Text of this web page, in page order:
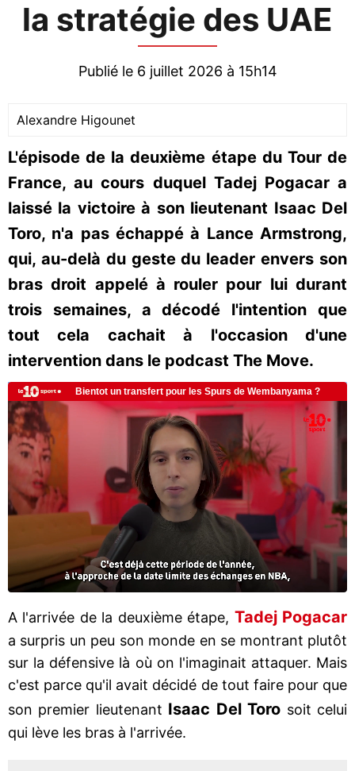
la stratégie des UAE
Publié le 6 juillet 2026 à 15h14
Alexandre Higounet
L'épisode de la deuxième étape du Tour de
France, au cours duquel Tadej Pogacar a
laissé la victoire à son lieutenant Isaac Del
Toro, n'a pas échappé à Lance Armstrong,
qui, au-delà du geste du leader envers son
bras droit appelé à rouler pour lui durant
trois semaines, a décodé l'intention que
tout cela cachait à l'occasion d'une
intervention dans le podcast The Move.
A l'arrivée de la deuxième étape, Tadej Pogacar
a surpris un peu son monde en se montrant plutôt
sur la défensive là où on l'imaginait attaquer. Mais
c'est parce qu'il avait décidé de tout faire pour que
son premier lieutenant Isaac Del Toro soit celui
qui lève les bras à l'arrivée.